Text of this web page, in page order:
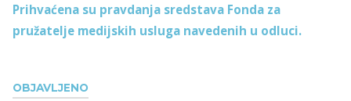
OBJAVLJENO
Prihvaćena su pravdanja sredstava Fonda za
pružatelje medijskih usluga navedenih u odluci.